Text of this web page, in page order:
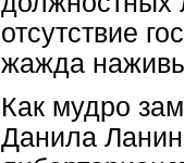
отсутствие
жажда
Как мудро
Данила